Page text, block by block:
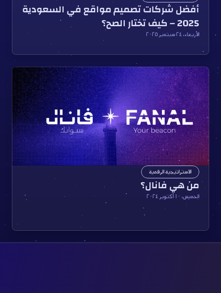
2025 – كيف تختار الصح؟
الأربعاء، ٢٤ سبتمبر ٢٠٢٥
الاستراتيجية الرقمية
من هي فانال؟
الخميس، ١٠ أكتوبر ٢٠٢٤